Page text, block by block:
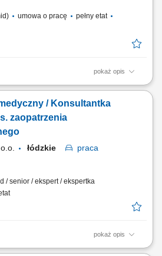
umowa o pracę
pełny etat
pokaż opis
indywidualnych konsultacji z
relacji ze środowiskiem
na terenie województwa łódzkiego;
i...
/ Konsultantka
zaopatrzenia
łódzkie
praca
/ senior / ekspert / ekspertka
pokaż opis
należało: Prowadzenie indywidualnych